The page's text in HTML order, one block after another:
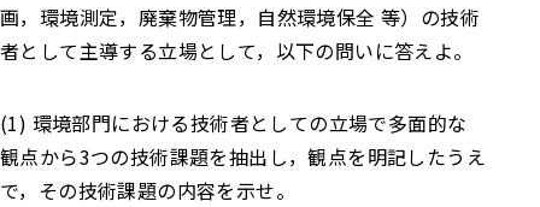
画，環境測定，廃棄物管理，自然環境保全 等）の技術
者として主導する立場として，以下の問いに答えよ。
(1) 環境部門における技術者としての立場で多面的な
観点から3つの技術課題を抽出し，観点を明記したうえ
で，その技術課題の内容を示せ。